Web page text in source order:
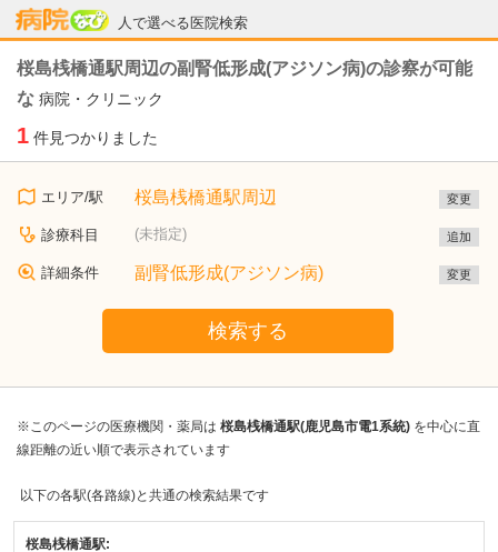
人で選べる医院検索
病院なび
桜島桟橋通駅周辺の副腎低形成(アジソン病)の診察が可能
な 病院・クリニック
1 件見つかりました
エリア/駅 桜島桟橋通駅周辺 変更
診療科目 (未指定) 追加
詳細条件 副腎低形成(アジソン病) 変更
検索する
※このページの医療機関・薬局は 桜島桟橋通駅(鹿児島市電1系統) を中心に直
線距離の近い順で表示されています
以下の各駅(各路線)と共通の検索結果です
桜島桟橋通駅: